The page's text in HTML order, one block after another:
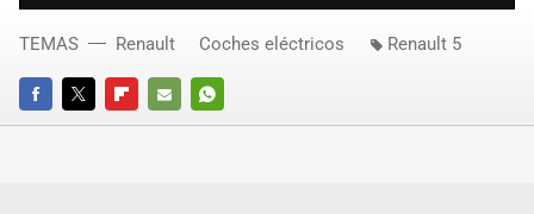
FACEBOOKTWITTERFLIPBOARD
E-
WHATSAPP
TEMAS Renault Coches eléctricos Renault 5